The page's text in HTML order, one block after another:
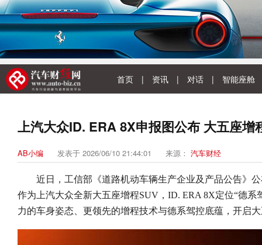
首页 | 资讯 | 对话 | 智能座舱
上汽大众ID. ERA 8X申报图公布 大五座增
AB小编 发表于 2026/06/10 21:44:01 来源： 汽车财经
近日，工信部《道路机动车辆生产企业及产品公告》
作为上汽大众全新大五座增程SUV，ID. ERA 8X定位“德系
力的车身姿态、更领先的增程技术与德系驾控底蕴，开启